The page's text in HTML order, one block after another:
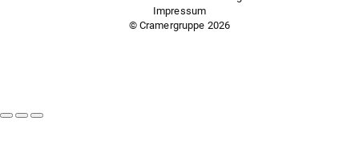
Impressum
© Cramergruppe 2026